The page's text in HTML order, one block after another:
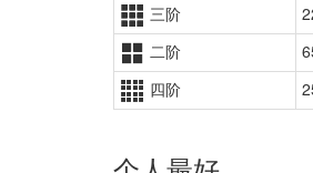
三阶
二阶
四阶